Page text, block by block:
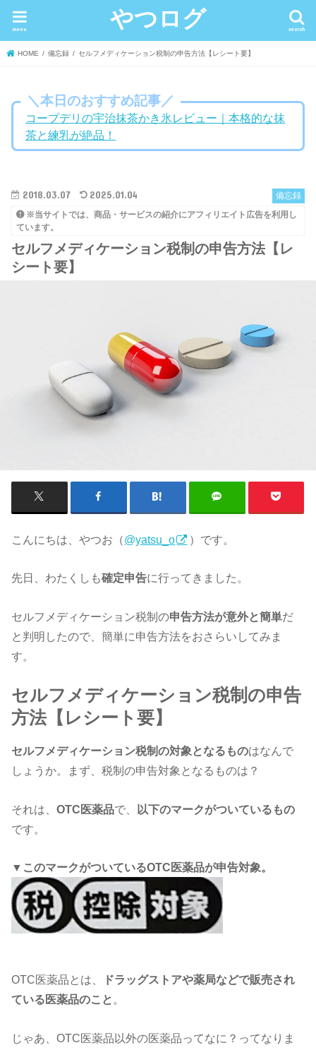
やつログ search
menu
HOME 備忘録 セルフメディケーション税制の申告方法【レシート要】
＼本日のおすすめ記事／
コープデリの宇治抹茶かき氷レビュー｜本格的な抹
茶と練乳が絶品！
備忘録
2018.03.07 2025.01.04
※当サイトでは、商品・サービスの紹介にアフィリエイト広告を利用し
ています。
セルフメディケーション税制の申告方法【レ
シート要】
こんにちは、やつお（@yatsu_o ）です。
先日、わたくしも確定申告に行ってきました。
セルフメディケーション税制の申告方法が意外と簡単だ
と判明したので、簡単に申告方法をおさらいしてみま
す。
セルフメディケーション税制の申告
方法【レシート要】
セルフメディケーション税制の対象となるものはなんで
しょうか。
まず、税制の申告対象となるものは？
それは、OTC医薬品で、
以下のマークがついているもの
です。
▼ このマークがついているOTC医薬品が申告対象。
OTC医薬品とは、
ドラッグストアや薬局などで販売され
ている医薬品のこと 。
じゃあ、OTC医薬品以外の医薬品ってなに？ってなりま